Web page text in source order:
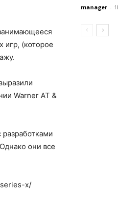
игр, (которое
Warner AT &
они все
x/
manager -